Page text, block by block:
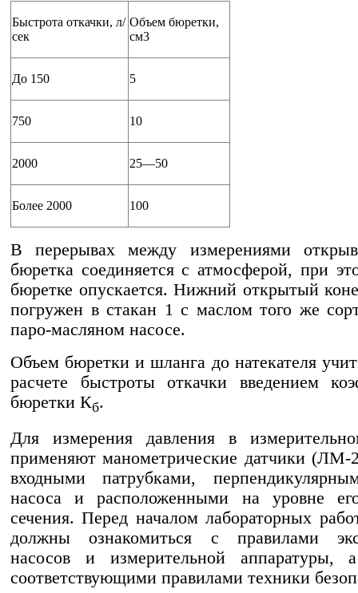
Быстрота откачки, л/
сек
Объем бюретки,
см3
До 150 5
750 10
2000 25—50
Более 2000 100
В перерывах между измерениями
бюретка соединяется с атмосферой, при
бюретке опускается. Нижний открытый
погружен в стакан 1 с маслом того же
паро-масляном насосе.
Объем бюретки и шланга до натекателя
расчете быстроты откачки введением
бюретки Кб.
Для измерения давления в
применяют манометрические датчики
входными патрубками,
насоса и расположенными на уровне
сечения. Перед началом лабораторных
должны ознакомиться с правилами
насосов и измерительной аппаратуры,
соответствующими правилами техники